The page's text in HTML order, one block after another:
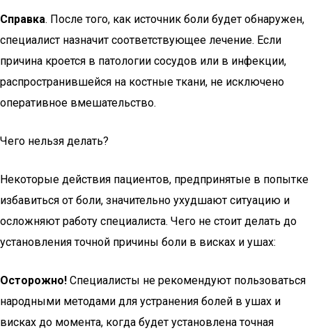
Справка. После того, как источник боли будет обнаружен,
специалист назначит соответствующее лечение. Если
причина кроется в патологии сосудов или в инфекции,
распространившейся на костные ткани, не исключено
оперативное вмешательство.
Чего нельзя делать?
Некоторые действия пациентов, предпринятые в попытке
избавиться от боли, значительно ухудшают ситуацию и
осложняют работу специалиста. Чего не стоит делать до
установления точной причины боли в висках и ушах:
Осторожно! Специалисты не рекомендуют пользоваться
народными методами для устранения болей в ушах и
висках до момента, когда будет установлена точная